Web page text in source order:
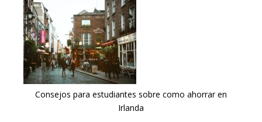
Consejos para estudiantes sobre como ahorrar en
Irlanda